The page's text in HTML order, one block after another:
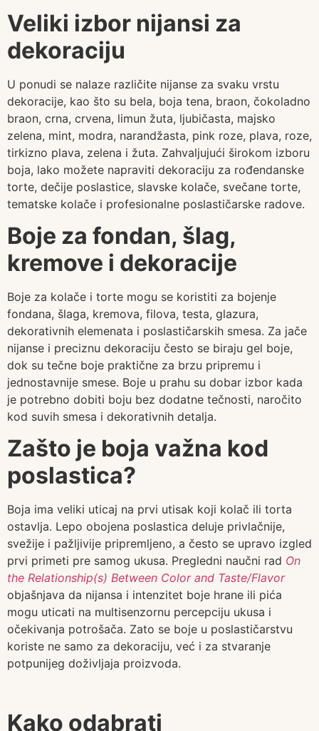
Veliki izbor nijansi za
dekoraciju
U ponudi se nalaze različite nijanse za svaku vrstu
dekoracije, kao što su bela, boja tena, braon, čokoladno
braon, crna, crvena, limun žuta, ljubičasta, majsko
zelena, mint, modra, narandžasta, pink roze, plava, roze,
tirkizno plava, zelena i žuta. Zahvaljujući širokom izboru
boja, lako možete napraviti dekoraciju za rođendanske
torte, dečije poslastice, slavske kolače, svečane torte,
tematske kolače i profesionalne poslastičarske radove.
Boje za fondan, šlag,
kremove i dekoracije
Boje za kolače i torte mogu se koristiti za bojenje
fondana, šlaga, kremova, filova, testa, glazura,
dekorativnih elemenata i poslastičarskih smesa. Za jače
nijanse i preciznu dekoraciju često se biraju gel boje,
dok su tečne boje praktične za brzu pripremu i
jednostavnije smese. Boje u prahu su dobar izbor kada
je potrebno dobiti boju bez dodatne tečnosti, naročito
kod suvih smesa i dekorativnih detalja.
Zašto je boja važna kod
poslastica?
Boja ima veliki uticaj na prvi utisak koji kolač ili torta
ostavlja. Lepo obojena poslastica deluje privlačnije,
svežije i pažljivije pripremljeno, a često se upravo izgled
prvi primeti pre samog ukusa. Pregledni naučni rad On
the Relationship(s) Between Color and Taste/Flavor
objašnjava da nijansa i intenzitet boje hrane ili pića
mogu uticati na multisenzornu percepciju ukusa i
očekivanja potrošača. Zato se boje u poslastičarstvu
koriste ne samo za dekoraciju, već i za stvaranje
potpunijeg doživljaja proizvoda.
Kako odabrati